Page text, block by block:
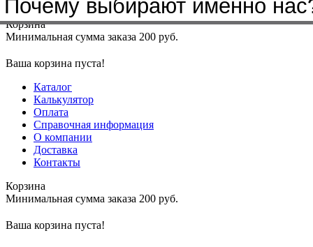
Меню+7(4912)50-37-50sbit@krep62.ru
Корзина
Минимальная сумма заказа 200 руб.
Ваша корзина пуста!
Каталог
Калькулятор
Оплата
Справочная информация
О компании
Доставка
Контакты
Корзина
Минимальная сумма заказа 200 руб.
Ваша корзина пуста!
с которыми мы
Почему выбирают именно